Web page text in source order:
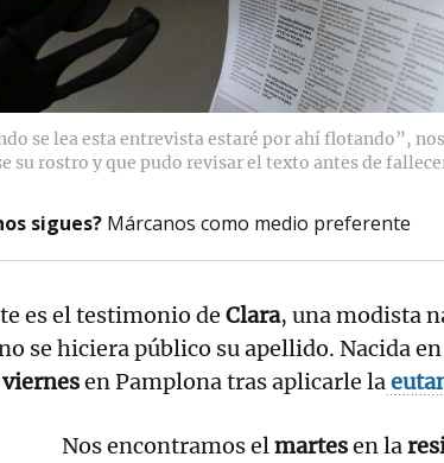
se lea esta entrevista estaré por ahí flotando”,
su rostro y que pudo revisar el texto antes de
sigues? Márcanos como medio preferente
es el testimonio de Clara, una modista
se hiciera público su apellido. Nacida
en Pamplona tras aplicarle la
Nos encontramos elmartesen la